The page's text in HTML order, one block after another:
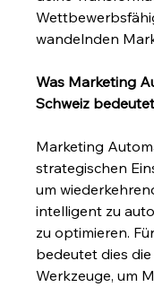
wandelnden
Was Marketing
Schweiz bedeutet
Marketing
strategischen
um
intelligent zu
zu optimieren.
bedeutet dies
Werkzeuge, um